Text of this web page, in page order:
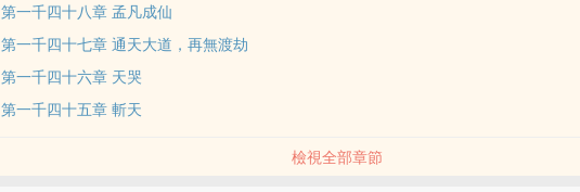
第一千四十八章 孟凡成仙
第一千四十七章 通天大道，再無渡劫
第一千四十六章 天哭
第一千四十五章 斬天
檢視全部章節